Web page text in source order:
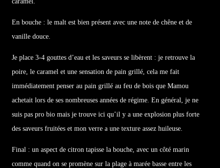
En bouche : le malt est bien présent avec une note de chêne et de
vanille douce.
Je place 3-4 gouttes d’eau et les saveurs se libèrent : je retrouve la
poire, le caramel et une sensation de pain grillé, cela me fait
immédiatement penser au pain grillé au feu de bois que Mamou
achetait lors de ses nombreuses années de régime. En général, je ne
suis pas pro bio mais je trouve ici qu’il y a une explosion plus forte
des saveurs fruitées et mon verre a une texture assez huileuse.
Final : un aspect de citron tapisse la bouche, avec un côté marin
comme quand on se promène sur la plage à marée basse entre les